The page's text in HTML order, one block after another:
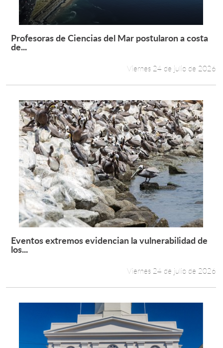
Leer más +
Profesoras de Ciencias del Mar postularon a costa
de...
Viernes 24 de julio de 2026
Leer más +
Eventos extremos evidencian la vulnerabilidad de
los...
Viernes 24 de julio de 2026